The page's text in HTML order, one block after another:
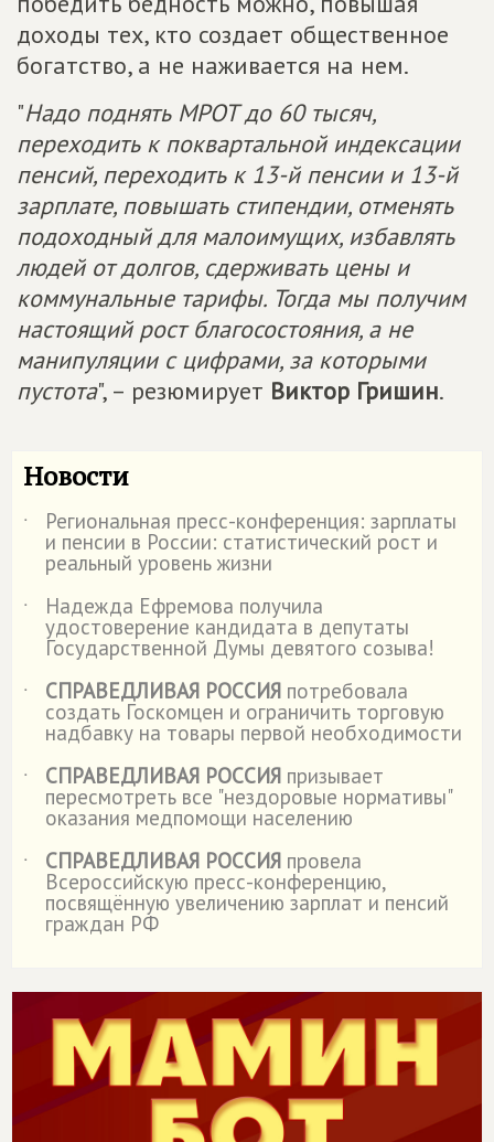
доходы тех, кто создает общественное
богатство, а не наживается на нем.
"Надо поднять МРОТ до 60 тысяч,
переходить к поквартальной индексации
пенсий, переходить к 13-й пенсии и 13-й
зарплате, повышать стипендии, отменять
подоходный для малоимущих, избавлять
людей от долгов, сдерживать цены и
коммунальные тарифы. Тогда мы получим
настоящий рост благосостояния, а не
манипуляции с цифрами, за которыми
пустота", – резюмирует Виктор Гришин.
Новости
˙ Региональная пресс-конференция: зарплаты
и пенсии в России: статистический рост и
реальный уровень жизни
˙
Надежда Ефремова получила
удостоверение кандидата в депутаты
Государственной Думы девятого созыва!
˙
СПРАВЕДЛИВАЯ РОССИЯ потребовала
создать Госкомцен и ограничить торговую
надбавку на товары первой необходимости
˙
СПРАВЕДЛИВАЯ РОССИЯ призывает
пересмотреть все "нездоровые нормативы"
оказания медпомощи населению
˙
СПРАВЕДЛИВАЯ РОССИЯ провела
Всероссийскую пресс-конференцию,
посвящённую увеличению зарплат и пенсий
граждан РФ